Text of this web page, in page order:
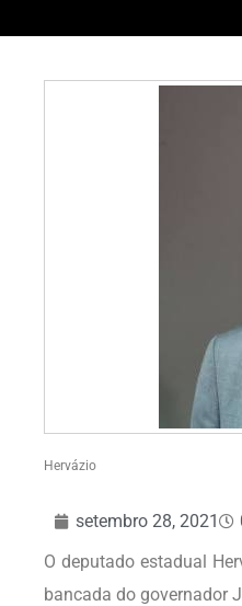
Hervázio
setembro 28, 2021
O deputado estadual
bancada do governador